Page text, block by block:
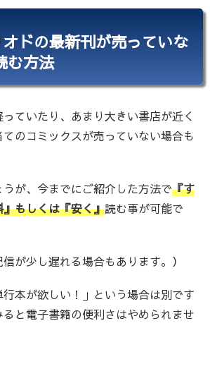
ドの最新刊が売っていな
む方法
ていたり、あまり大きい書店が近く
のコミックスが売っていない場合も
が、今までにご紹介した方法で『す
』もしくは『安く』読む事が可能で
信が少し遅れる場合もあります。）
行本が欲しい！」という場合は別です
と電子書籍の便利さはやめられませ